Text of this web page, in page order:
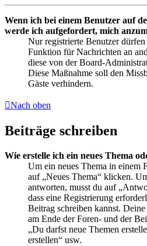
Wenn ich bei einem Benutzer auf
werde ich aufgefordert, mich
Nur registrierte Benutzer
Funktion für Nachrichten an
diese von der Board-
Diese Maßnahme soll den
Gäste verhindern.
Nach oben
Beiträge schreiben
Wie erstelle ich ein neues Thema
Um ein neues Thema in einem
auf „Neues Thema“ klicken.
antworten, musst du auf
dass eine Registrierung
Beitrag schreiben kannst.
am Ende der Foren- und der
„Du darfst neue Themen
erstellen“ usw.